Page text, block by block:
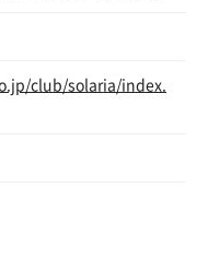
club/solaria/index.